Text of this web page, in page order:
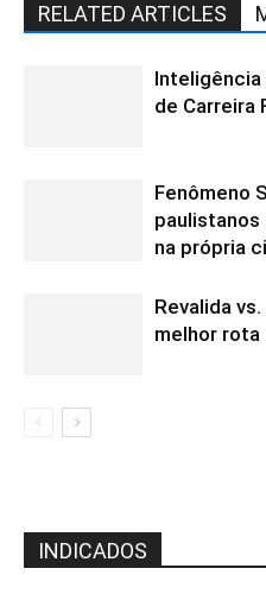
RELATED ARTICLES
de Carreira
Fenômeno
na própria
Revalida
melhor rota
INDICADOS